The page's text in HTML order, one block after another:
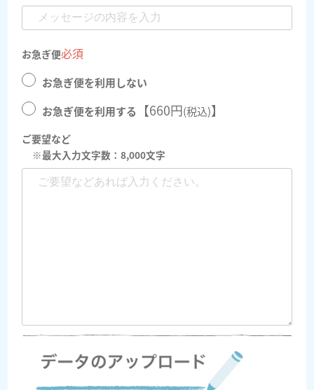
お急ぎ便必須
お急ぎ便を利用しない
お急ぎ便を利用する
【660円(税込)】
ご要望など
※最大入力文字数：8,000文字